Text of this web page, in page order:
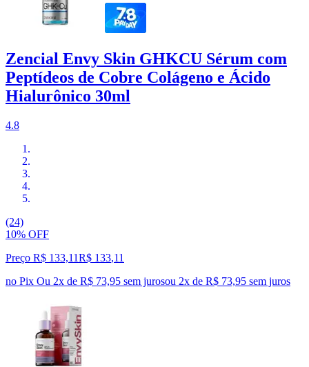
Zencial Envy Skin GHKCU Sérum com
Peptídeos de Cobre Colágeno e Ácido
Hialurônico 30ml
4.8
(24)
10% OFF
Preço R$ 133,11R$ 133,11
no Pix Ou 2x de R$ 73,95 sem jurosou 2x de R$ 73,95 sem juros